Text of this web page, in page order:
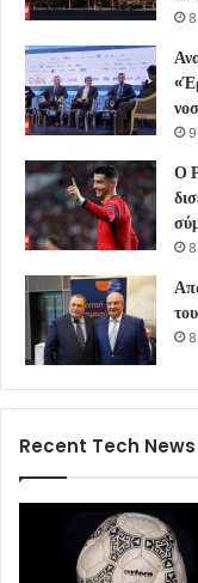
Ο
Recent Tech News